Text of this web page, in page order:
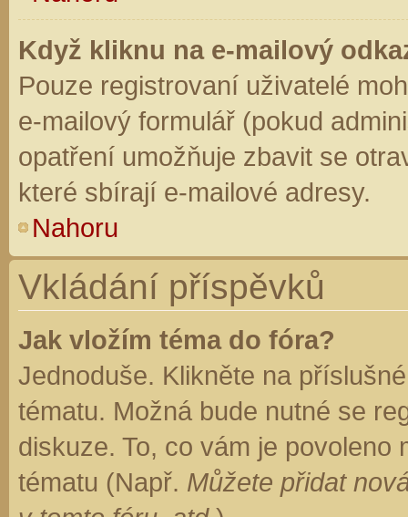
Když kliknu na e-mailový
Pouze registrovaní uživatelé
e-mailový formulář (pokud
opatření umožňuje zbavit se
které sbírají e-mailové adresy.
Nahoru
Vkládání příspěvků
Jak vložím téma do fóra?
Jednoduše. Klikněte na
tématu. Možná bude nutné se
diskuze. To, co vám je
tématu (Např. Můžete přidat